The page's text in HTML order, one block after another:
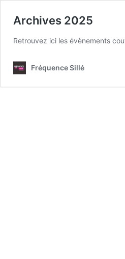
Archives 2025
Retrouvez ici les évènements
Fréquence Sillé